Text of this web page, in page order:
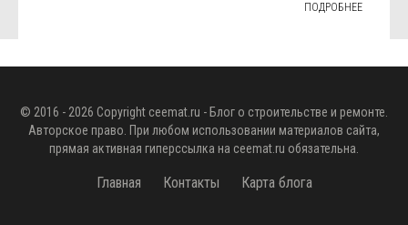
ПОДРОБНЕЕ
© 2016 - 2026 Copyright ceemat.ru - Блог о строительстве и ремонте.
Авторское право. При любом использовании материалов сайта,
прямая активная гиперссылка на ceemat.ru обязательна.
Главная Контакты Карта блога